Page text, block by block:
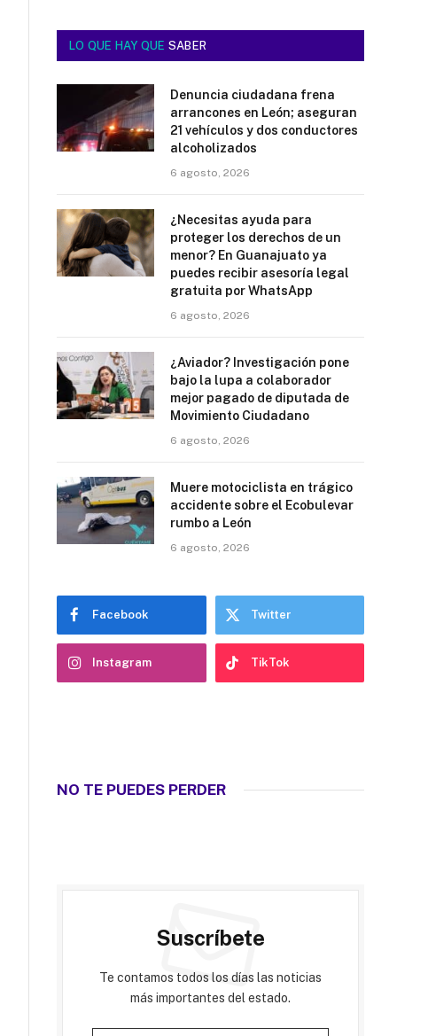
LO QUE HAY QUE SABER
Denuncia ciudadana frena
arrancones en León; aseguran
21 vehículos y dos conductores
alcoholizados
6 agosto, 2026
¿Necesitas ayuda para
proteger los derechos de un
menor? En Guanajuato ya
puedes recibir asesoría legal
gratuita por WhatsApp
6 agosto, 2026
¿Aviador? Investigación pone
bajo la lupa a colaborador
mejor pagado de diputada de
Movimiento Ciudadano
6 agosto, 2026
Muere motociclista en trágico
accidente sobre el Ecobulevar
rumbo a León
6 agosto, 2026
Facebook Twitter
Instagram TikTok
NO TE PUEDES PERDER
Suscríbete
Te contamos todos los días las noticias
más importantes del estado.